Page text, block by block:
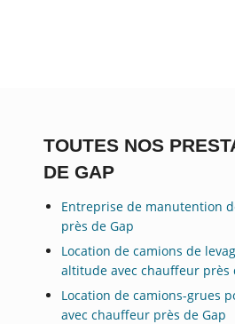
TOUTES NOS
DE GAP
Entreprise de manutention
près de Gap
Location de camions de
altitude avec chauffeur près
Location de camions-grues
avec chauffeur près de Gap